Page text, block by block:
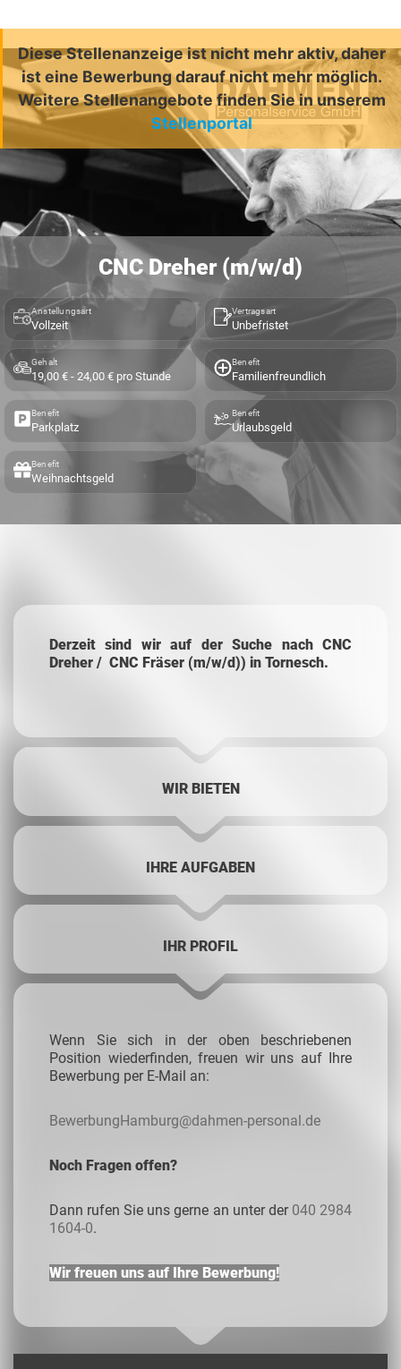
Diese Stellenanzeige ist nicht mehr aktiv, daher
ist eine Bewerbung darauf nicht mehr möglich.
Weitere Stellenangebote finden Sie in unserem
Stellenportal
CNC Dreher (m/w/d)
Anstellungsart
Vollzeit
Vertragsart
Unbefristet
Gehalt
19,00 € - 24,00 € pro Stunde
Benefit
Familienfreundlich
Benefit
Parkplatz
Benefit
Urlaubsgeld
Benefit
Weihnachtsgeld
Derzeit sind wir auf der Suche nach CNC
Dreher / CNC Fräser (m/w/d)) in Tornesch.
WIR BIETEN
IHRE AUFGABEN
IHR PROFIL
Wenn Sie sich in der oben beschriebenen
Position wiederfinden, freuen wir uns auf Ihre
Bewerbung per E-Mail an:
BewerbungHamburg@dahmen-personal.de
Noch Fragen offen?
Dann rufen Sie uns gerne an unter der 040 2984
1604-0.
Wir freuen uns auf Ihre Bewerbung!